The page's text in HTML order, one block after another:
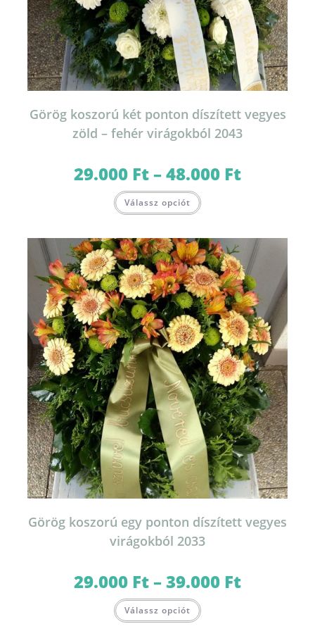
Görög koszorú két ponton díszített vegyes
zöld – fehér virágokból 2043
29.000 Ft–48.000 Ft29.000 Ft
Válassz opciót a
van.
A
változatok
a
termékoldalon
választhatók
ki
Görög koszorú egy ponton díszített vegyes
virágokból 2033
29.000 Ft–39.000 Ft29.000 Ft
Válassz opciót a